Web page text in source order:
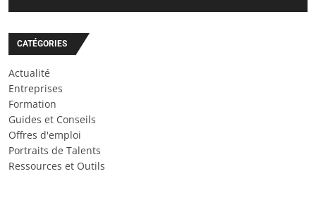
CATÉGORIES
Actualité
Entreprises
Formation
Guides et Conseils
Offres d'emploi
Portraits de Talents
Ressources et Outils